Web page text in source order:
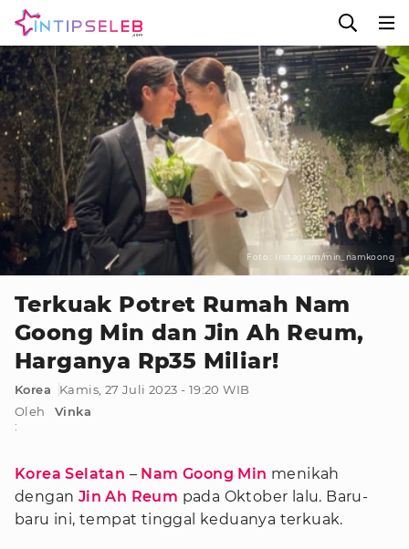
Foto : Instagram/min_namkoong
Terkuak Potret Rumah Nam
Goong Min dan Jin Ah Reum,
Harganya Rp35 Miliar!
Korea
Kamis, 27 Juli 2023 - 19:20 WIB
Oleh
:
Vinka
Korea Selatan – Nam Goong Min menikah
dengan Jin Ah Reum pada Oktober lalu. Baru-
baru ini, tempat tinggal keduanya terkuak.